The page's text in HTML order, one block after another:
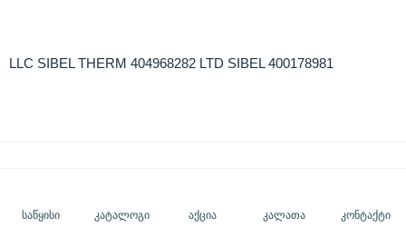
LLC SIBEL THERM 404968282 LTD SIBEL 400178981
საწყისი კატალოგი აქცია კალათა კონტაქტი